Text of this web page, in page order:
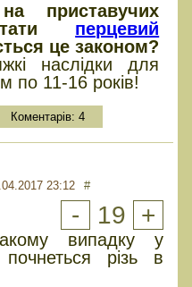
приставучих
перцевий
це законом?
наслідки для
по 11-16 років!
Коментарів: 4
23:12 #
- 19 +
випадку у
почнеться різь в